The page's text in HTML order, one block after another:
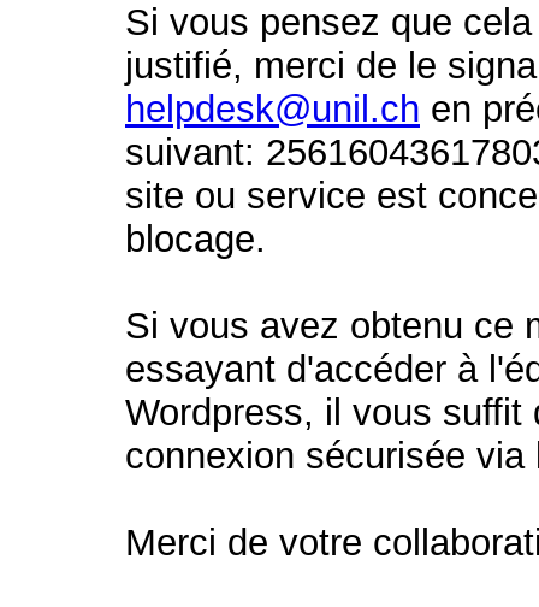
Si vous pensez que
justifié, merci de le
helpdesk@unil.ch en
suivant:
site ou service est
blocage.
Si vous avez obtenu ce
essayant d'accéder à
Wordpress, il vous suffit
connexion sécurisée
Merci de votre